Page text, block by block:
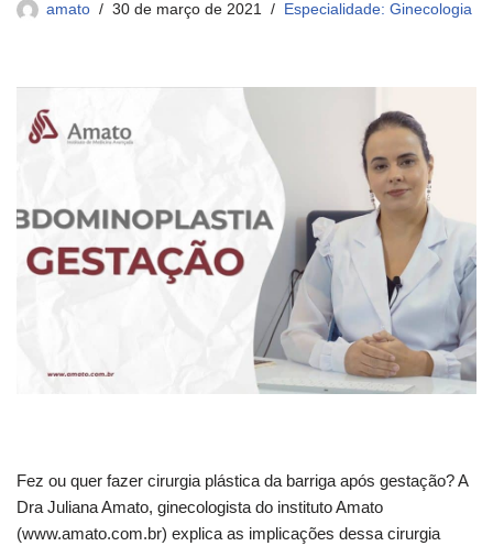
amato 30 de março de 2021 Especialidade: Ginecologia
Fez ou quer fazer cirurgia plástica da barriga após gestação? A
Dra Juliana Amato, ginecologista do instituto Amato
(www.amato.com.br) explica as implicações dessa cirurgia